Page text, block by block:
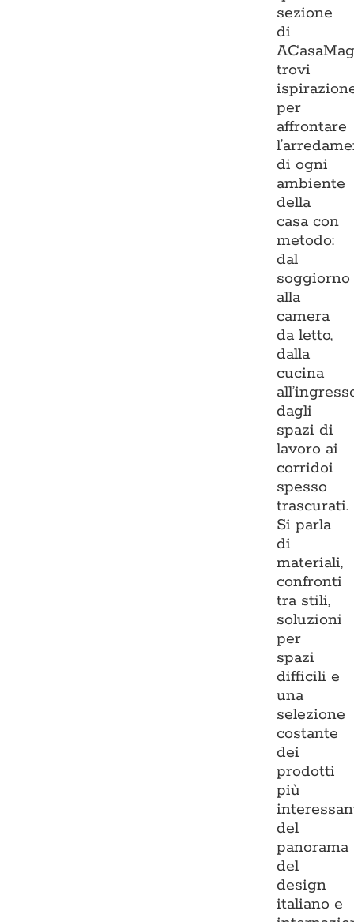
sezione
di
trovi
per
affrontare
di ogni
ambiente
della
casa con
metodo:
dal
soggiorno
alla
camera
da letto,
dalla
cucina
dagli
spazi di
lavoro ai
corridoi
spesso
trascurati.
Si parla
di
materiali,
confronti
tra stili,
soluzioni
per
spazi
difficili e
una
selezione
costante
dei
prodotti
più
del
panorama
del
design
italiano e